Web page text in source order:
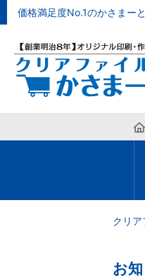
価格満足度No.1のかさまー
クリア
お